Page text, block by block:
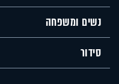
נשים ומשפחה
סידור